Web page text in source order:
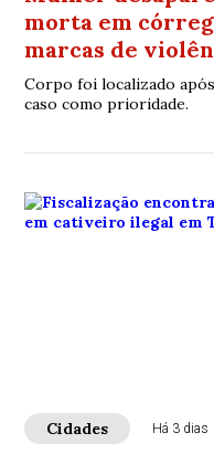
morta em
marcas de
Corpo foi localizado
caso como prioridade.
Cidades Há 3 dias